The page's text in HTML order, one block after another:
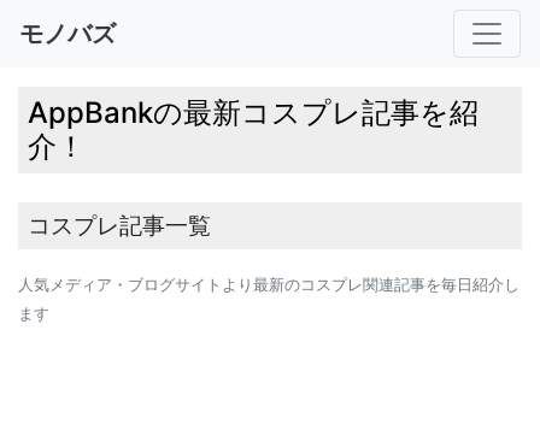
モノバズ
AppBankの最新コスプレ記事を紹
介！
コスプレ記事一覧
人気メディア・ブログサイトより最新のコスプレ関連記事を毎日紹介し
ます